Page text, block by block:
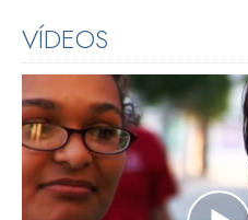
VÍDEOS